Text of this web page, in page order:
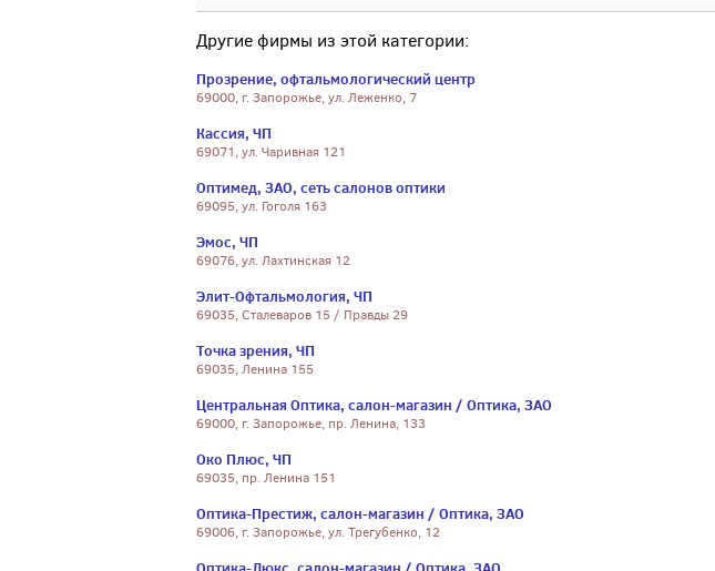
Другие фирмы из этой категории:
Прозрение, офтальмологический центр
69000, г. Запорожье, ул. Леженко, 7
Кассия, ЧП
69071, ул. Чаривная 121
Оптимед, ЗАО, сеть салонов оптики
69095, ул. Гоголя 163
Эмос, ЧП
69076, ул. Лахтинская 12
Элит-Офтальмология, ЧП
69035, Сталеваров 15 / Правды 29
Точка зрения, ЧП
69035, Ленина 155
Центральная Оптика, салон-магазин / Оптика, ЗАО
69000, г. Запорожье, пр. Ленина, 133
Око Плюс, ЧП
69035, пр. Ленина 151
Оптика-Престиж, салон-магазин / Оптика, ЗАО
69006, г. Запорожье, ул. Трегубенко, 12